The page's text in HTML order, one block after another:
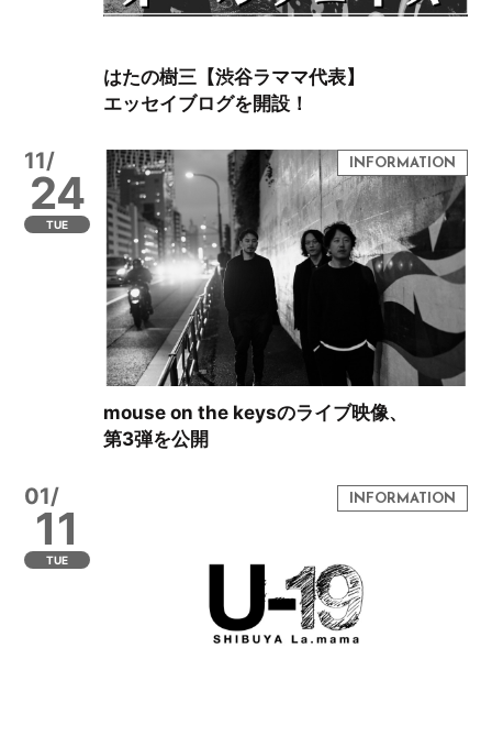
はたの樹三【渋谷ラママ代表】
エッセイブログを開設！
11/
24
TUE
mouse on the keysのライブ映像、
第3弾を公開
01/
11
TUE